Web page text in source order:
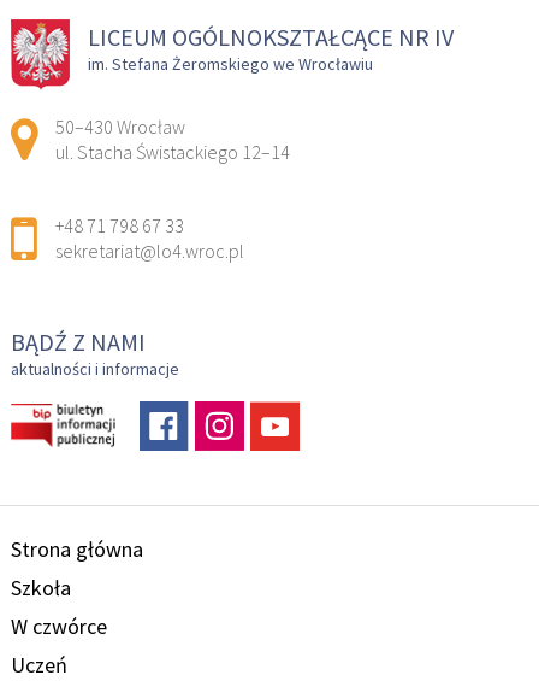
LICEUM OGÓLNOKSZTAŁCĄCE NR IV
im. Stefana Żeromskiego we Wrocławiu
Adres pocztowy:
50–430 Wrocław
ul. Stacha Świstackiego 12–14
+48 71 798 67 33
sekretariat@lo4.wroc.pl
BĄDŹ Z NAMI
aktualności i informacje
Strona główna
Szkoła
W czwórce
Uczeń